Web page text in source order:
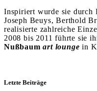
Inspiriert wurde sie durch
Joseph Beuys, Berthold
realisierte zahlreiche
2008 bis 2011 führte sie
Nußbaumart lounge in
Letzte Beiträge